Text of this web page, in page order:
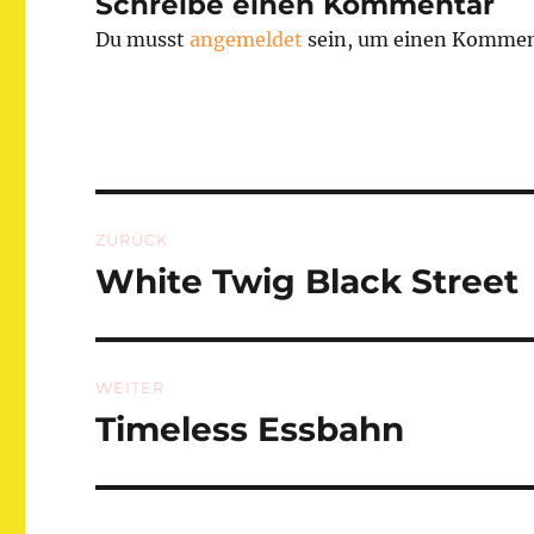
Du musstangemeldet sein, um einen
ZURÜCK
Vorheriger
White Twig Black Street
WEITER
Nächster
Timeless Essbahn